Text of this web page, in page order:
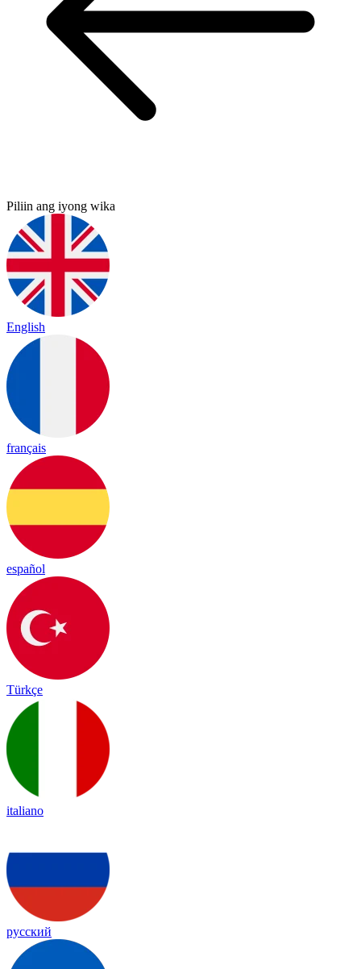
Piliin ang iyong wika
English
français
español
Türkçe
italiano
русский